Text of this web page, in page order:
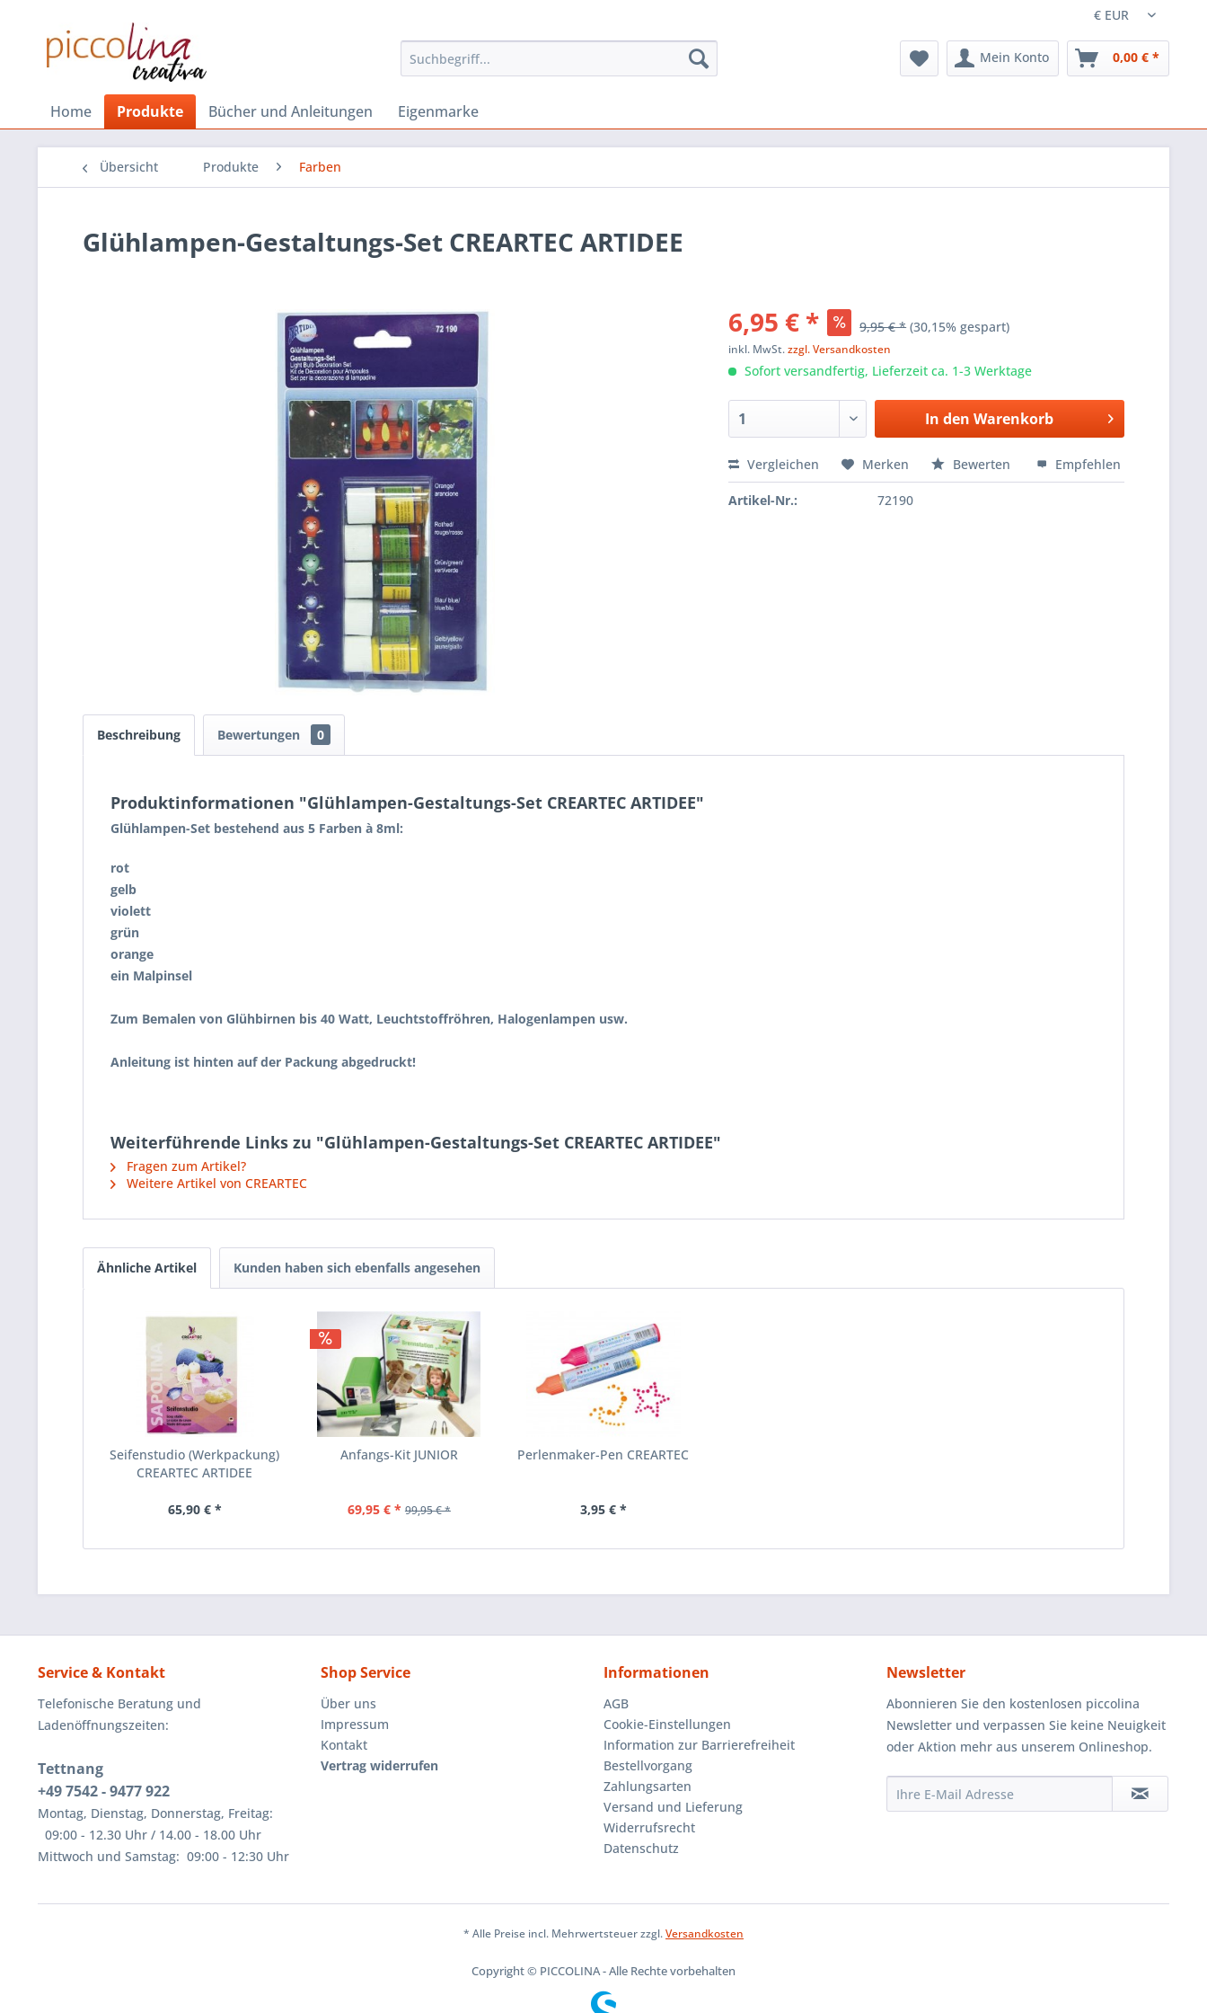
Mein Konto 0,00 € *
Home Produkte Bücher und Anleitungen Eigenmarke
Übersicht Produkte Farben
Glühlampen-Gestaltungs-Set CREARTEC ARTIDEE
6,95 € * 9,95 € * (30,15% gespart)
inkl. MwSt.zzgl. Versandkosten
Sofort versandfertig, Lieferzeit ca. 1-3 Werktage
In den Warenkorb
Vergleichen Merken Bewerten Empfehlen
Artikel-Nr.: 72190
Beschreibung Bewertungen 0
Produktinformationen "Glühlampen-Gestaltungs-Set CREARTEC ARTIDEE"
Glühlampen-Set bestehend aus 5 Farben à 8ml:
rot
gelb
violett
grün
orange
ein Malpinsel
Zum Bemalen von Glühbirnen bis 40 Watt, Leuchtstoffröhren, Halogenlampen usw.
Anleitung ist hinten auf der Packung abgedruckt!
Weiterführende Links zu "Glühlampen-Gestaltungs-Set CREARTEC ARTIDEE"
Fragen zum Artikel?
Weitere Artikel von CREARTEC
Ähnliche Artikel Kunden haben sich ebenfalls angesehen
Seifenstudio (Werkpackung)
CREARTEC ARTIDEE
65,90 € *
Anfangs-Kit JUNIOR
69,95 € * 99,95 € *
Perlenmaker-Pen CREARTEC
3,95 € *
Service & Kontakt
Telefonische Beratung und
Ladenöffnungszeiten:
Tettnang
+49 7542 - 9477 922
Montag, Dienstag, Donnerstag, Freitag:
09:00 - 12.30 Uhr / 14.00 - 18.00 Uhr
Mittwoch und Samstag: 09:00 - 12:30 Uhr
Shop Service
Über uns
Impressum
Kontakt
Vertrag widerrufen
Informationen
AGB
Cookie-Einstellungen
Information zur Barrierefreiheit
Bestellvorgang
Zahlungsarten
Versand und Lieferung
Widerrufsrecht
Datenschutz
Newsletter
Abonnieren Sie den kostenlosen piccolina
Newsletter und verpassen Sie keine Neuigkeit
oder Aktion mehr aus unserem Onlineshop.
* Alle Preise incl. Mehrwertsteuer zzgl.Versandkosten
Copyright © PICCOLINA - Alle Rechte vorbehalten